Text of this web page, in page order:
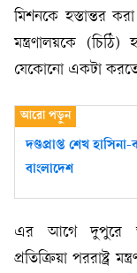
মিশনকে হস্তান্তর
মন্ত্রণালয়কে
যেকোনো একটা করতে
দণ্ডপ্রাপ্ত শেখ
বাংলাদেশ
এর আগে দুপুরে
প্রতিক্রিয়া পররাষ্ট্র